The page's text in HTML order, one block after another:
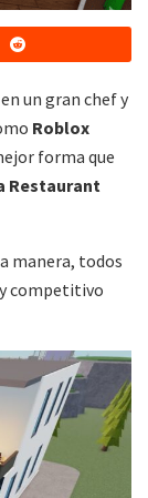
un gran chef y
Roblox
forma que
Restaurant
manera, todos
competitivo